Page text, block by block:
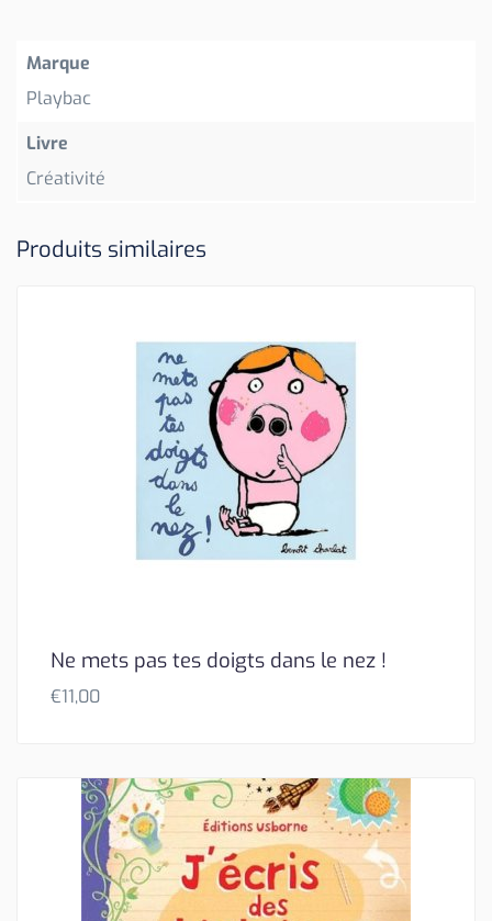
Marque
Playbac
Livre
Créativité
Produits similaires
Ne mets pas tes doigts dans le nez !
€11,00